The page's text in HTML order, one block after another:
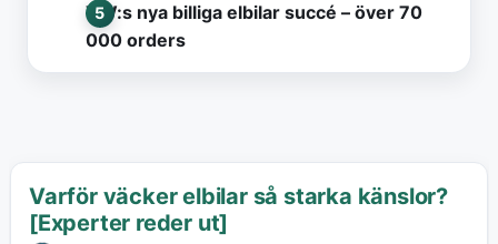
VW:s nya billiga elbilar succé – över 70
000 orders
Varför väcker elbilar så starka känslor?
[Experter reder ut]